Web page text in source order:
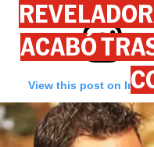
View this post on
ACABÓ